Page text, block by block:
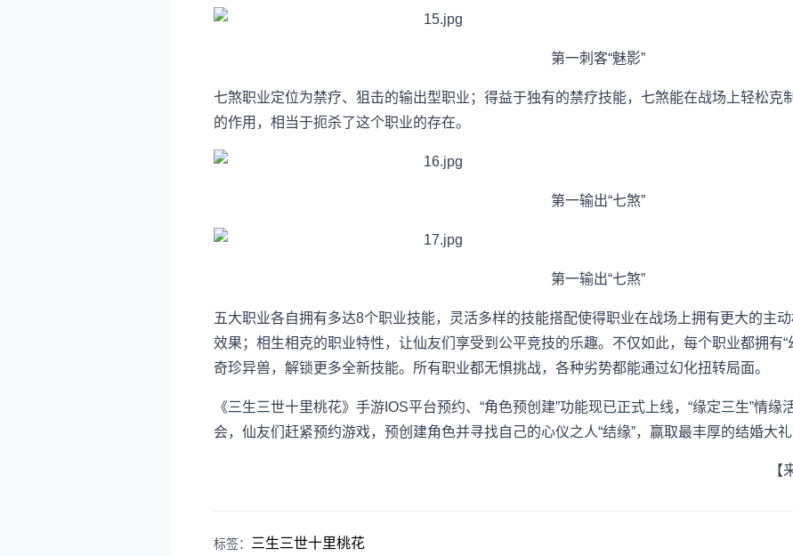
第一刺客“魅影”
七煞职业定位为禁疗、狙击的输出型职业；得益于独有的禁疗技能，七煞能在战场上轻松克
的作用，相当于扼杀了这个职业的存在。
第一输出“七煞”
第一输出“七煞”
五大职业各自拥有多达8个职业技能，灵活多样的技能搭配使得职业在战场上拥有更大的主
效果；相生相克的职业特性，让仙友们享受到公平竞技的乐趣。不仅如此，每个职业都拥有“
奇珍异兽，解锁更多全新技能。所有职业都无惧挑战，各种劣势都能通过幻化扭转局面。
《三生三世十里桃花》手游IOS平台预约、“角色预创建”功能现已正式上线，“缘定三生”情
会，仙友们赶紧预约游戏，预创建角色并寻找自己的心仪之人“结缘”，赢取最丰厚的结婚大礼
【
标签： 三生三世十里桃花